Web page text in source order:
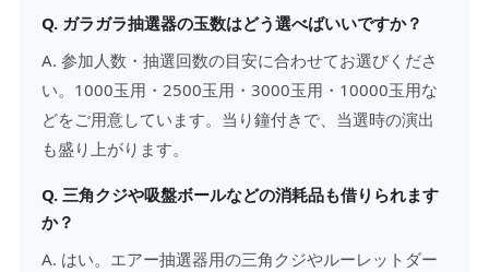
Q. ガラガラ抽選器の玉数はどう選べばいいですか？
A. 参加人数・抽選回数の目安に合わせてお選びくださ
い。1000玉用・2500玉用・3000玉用・10000玉用な
どをご用意しています。当り鐘付きで、当選時の演出
も盛り上がります。
Q. 三角クジや吸盤ボールなどの消耗品も借りられます
か？
A. はい。エアー抽選器用の三角クジやルーレットダー